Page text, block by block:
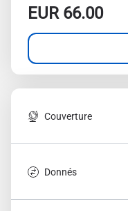
EUR66.00
Couverture
Donnés